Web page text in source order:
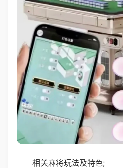
相关麻将玩法及特色;